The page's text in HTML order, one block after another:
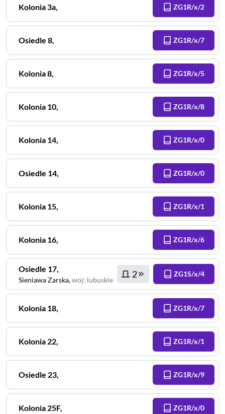
Kolonia3a, ZG1R/x/2
Osiedle 8, ZG1R/x/7
Kolonia8, ZG1R/x/5
Kolonia 10, ZG1R/x/8
Kolonia 14, ZG1R/x/0
Osiedle 14, ZG1R/x/0
Kolonia 15, ZG1R/x/1
Kolonia 16, ZG1R/x/6
Osiedle 17,
Sieniawa Zarska,woj: lubuskie
2 ZG1S/x/4
Kolonia 18, ZG1R/x/7
Kolonia 22, ZG1R/x/1
Osiedle 23, ZG1R/x/9
Kolonia 25F, ZG1R/x/0